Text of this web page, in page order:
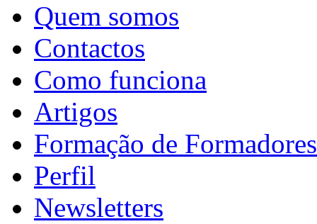
Quem somos
Contactos
Como funciona
Artigos
Formação de Formadores
Perfil
Newsletters